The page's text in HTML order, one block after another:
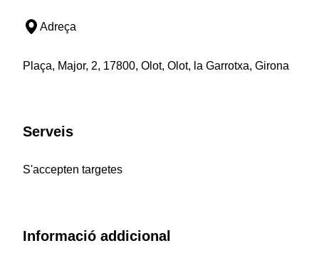
Adreça
Plaça, Major, 2, 17800, Olot, Olot, la Garrotxa, Girona
Serveis
S'accepten targetes
Informació addicional